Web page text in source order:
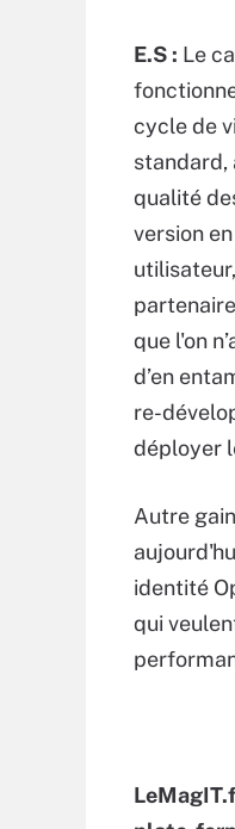
E.S : Le
cycle de
standard,
qualité
version
que l'on
d’en
re-
déployer
Autre
identité
qui